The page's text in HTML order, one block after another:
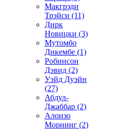
Макгрэди
Трэйси (11)
Дирк
Новицки (3)
Мутомбо
Дикембе (1)
Робинсон
Дэвид (2)
Уэйд Дуэйн
(27)
Абдул-
Джаббар (2)
Алонзо
Морнинг (2)